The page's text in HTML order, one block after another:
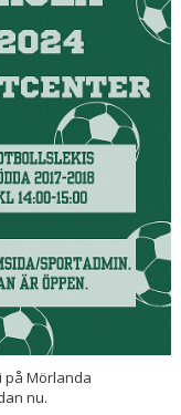
på Mörlanda
nu.